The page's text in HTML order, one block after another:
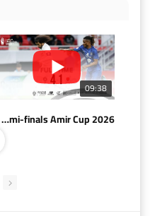
09:38
AlSadd 4/1 AlDuhail - Semi-finals Amir Cup 2026 #السد/ الدحيل